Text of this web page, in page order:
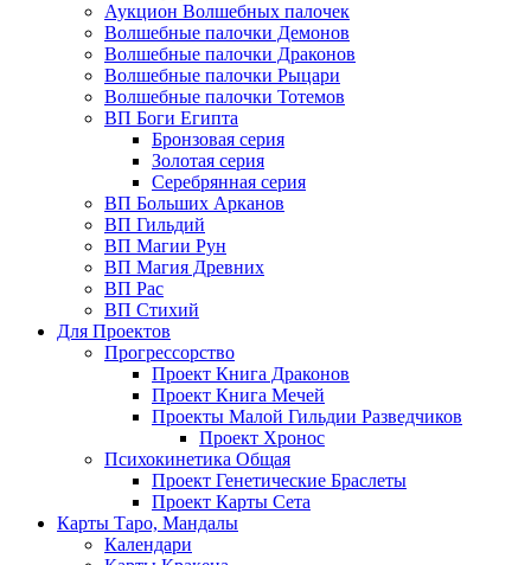
Аукцион Волшебных палочек
Волшебные палочки Демонов
Волшебные палочки Драконов
Волшебные палочки Рыцари
Волшебные палочки Тотемов
ВП Боги Египта
Бронзовая серия
Золотая серия
Серебрянная серия
ВП Больших Арканов
ВП Гильдий
ВП Магии Рун
ВП Магия Древних
ВП Рас
ВП Стихий
Для Проектов
Прогрессорство
Проект Книга Драконов
Проект Книга Мечей
Проекты Малой Гильдии Разведчиков
Проект Хронос
Психокинетика Общая
Проект Генетические Браслеты
Проект Карты Сета
Карты Таро, Мандалы
Календари